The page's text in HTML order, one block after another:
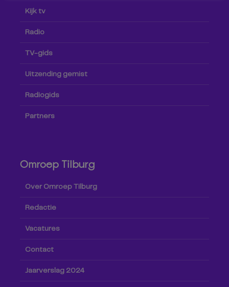
Kijk tv
Radio
TV-gids
Uitzending gemist
Radiogids
Partners
Omroep Tilburg
Over Omroep Tilburg
Redactie
Vacatures
Contact
Jaarverslag 2024